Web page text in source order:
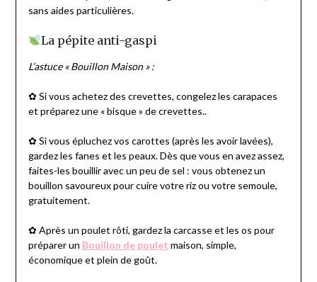
sans aides particulières.
La pépite anti-gaspi
L’astuce « Bouillon Maison » :
✿ Si vous achetez des crevettes, congelez les carapaces
et préparez une « bisque » de crevettes..
✿ Si vous épluchez vos carottes (après les avoir lavées),
gardez les fanes et les peaux. Dès que vous en avez assez,
faites-les bouillir avec un peu de sel : vous obtenez un
bouillon savoureux pour cuire votre riz ou votre semoule,
gratuitement.
✿ Après un poulet rôti, gardez la carcasse et les os pour
préparer un Bouillon de poulet maison, simple,
économique et plein de goût.